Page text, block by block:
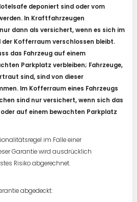
deponiert sind oder vom
werden. In Kraftfahrzeugen
dann als versichert, wenn es sich im
Kofferraum verschlossen bleibt.
das Fahrzeug auf einem
Parkplatz verbleiben; Fahrzeuge,
sind, sind von dieser
Im Kofferraum eines Fahrzeugs
sind nur versichert, wenn sich das
oder auf einem bewachten Parkplatz
im Falle einer
Garantie wird ausdrücklich
Risiko abgerechnet.
abgedeckt: